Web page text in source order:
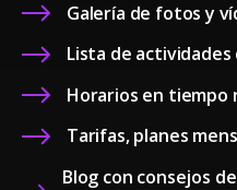
Galería de fotos y
Lista de
Horarios en tiempo
Tarifas, planes
Blog con consejos